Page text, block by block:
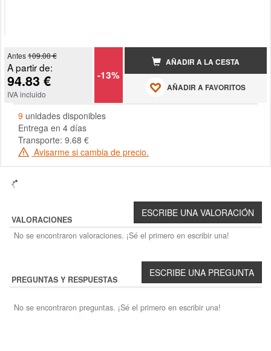
Antes109.00 €
A partir de:
94.83 €
IVA incluido
-13%
AÑADIR A LA CESTA
AÑADIR A FAVORITOS
9 unidades disponibles
Entrega en 4 días
Transporte: 9.68 €
Avisarme si cambia de precio.
VALORACIONES
No se encontraron valoraciones. ¡Sé el primero en escribir una!
PREGUNTAS Y RESPUESTAS
No se encontraron preguntas. ¡Sé el primero en escribir una!